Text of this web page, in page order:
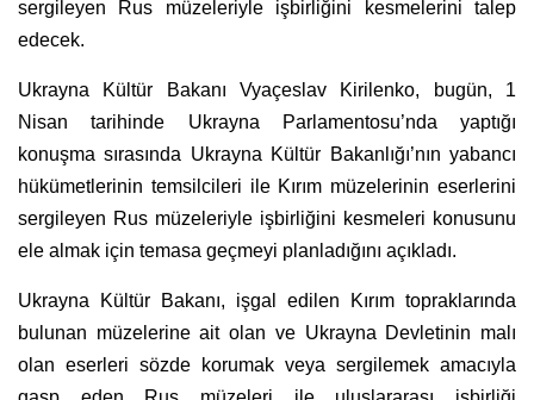
sergileyen Rus müzeleriyle işbirliğini kesmelerini talep
edecek.
Ukrayna Kültür Bakanı Vyaçeslav Kirilenko, bugün, 1
Nisan tarihinde Ukrayna Parlamentosu’nda yaptığı
konuşma sırasında Ukrayna Kültür Bakanlığı’nın yabancı
hükümetlerinin temsilcileri ile Kırım müzelerinin eserlerini
sergileyen Rus müzeleriyle işbirliğini kesmeleri konusunu
ele almak için temasa geçmeyi planladığını açıkladı.
Ukrayna Kültür Bakanı, işgal edilen Kırım topraklarında
bulunan müzelerine ait olan ve Ukrayna Devletinin malı
olan eserleri sözde korumak veya sergilemek amacıyla